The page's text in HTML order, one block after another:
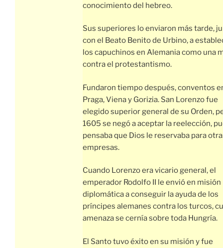
conocimiento del hebreo.
Sus superiores lo enviaron más tarde,
con el Beato Benito de Urbino, a
los capuchinos en Alemania como una
contra el protestantismo.
Fundaron tiempo después, conventos
Praga, Viena y Gorizia. San Lorenzo fue
elegido superior general de su Orden,
1605 se negó a aceptar la reelección,
pensaba que Dios le reservaba para
empresas.
Cuando Lorenzo era vicario general, el
emperador Rodolfo II le envió en misión
diplomática a conseguir la ayuda de los
príncipes alemanes contra los turcos,
amenaza se cernía sobre toda Hungría.
El Santo tuvo éxito en su misión y fue